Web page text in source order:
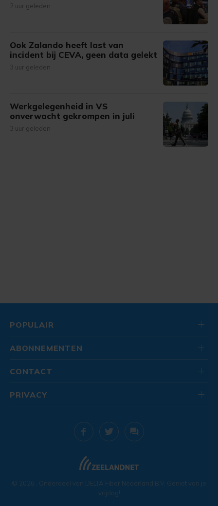
2 uur geleden
Ook Zalando heeft last van
incident bij CEVA, geen data gelekt
3 uur geleden
Werkgelegenheid in VS
onverwacht gekrompen in juli
3 uur geleden
POPULAIR
ABONNEMENTEN
CONTACT
© 2026 . Onderdeel van DELTA Fiber Nederland B.V. Geniet van je
vrijdag!
PRIVACY